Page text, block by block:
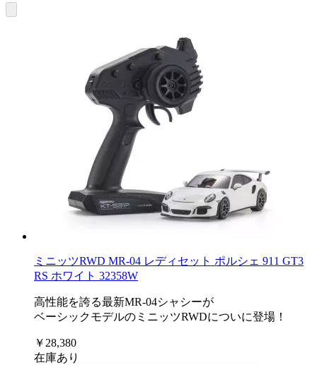
ミニッツRWD MR-04 レディセット ポルシェ 911 GT3
RS ホワイト 32358W
高性能を誇る最新MR-04シャシーが
ベーシックモデルのミニッツRWDについに登場！
￥28,380
在庫あり